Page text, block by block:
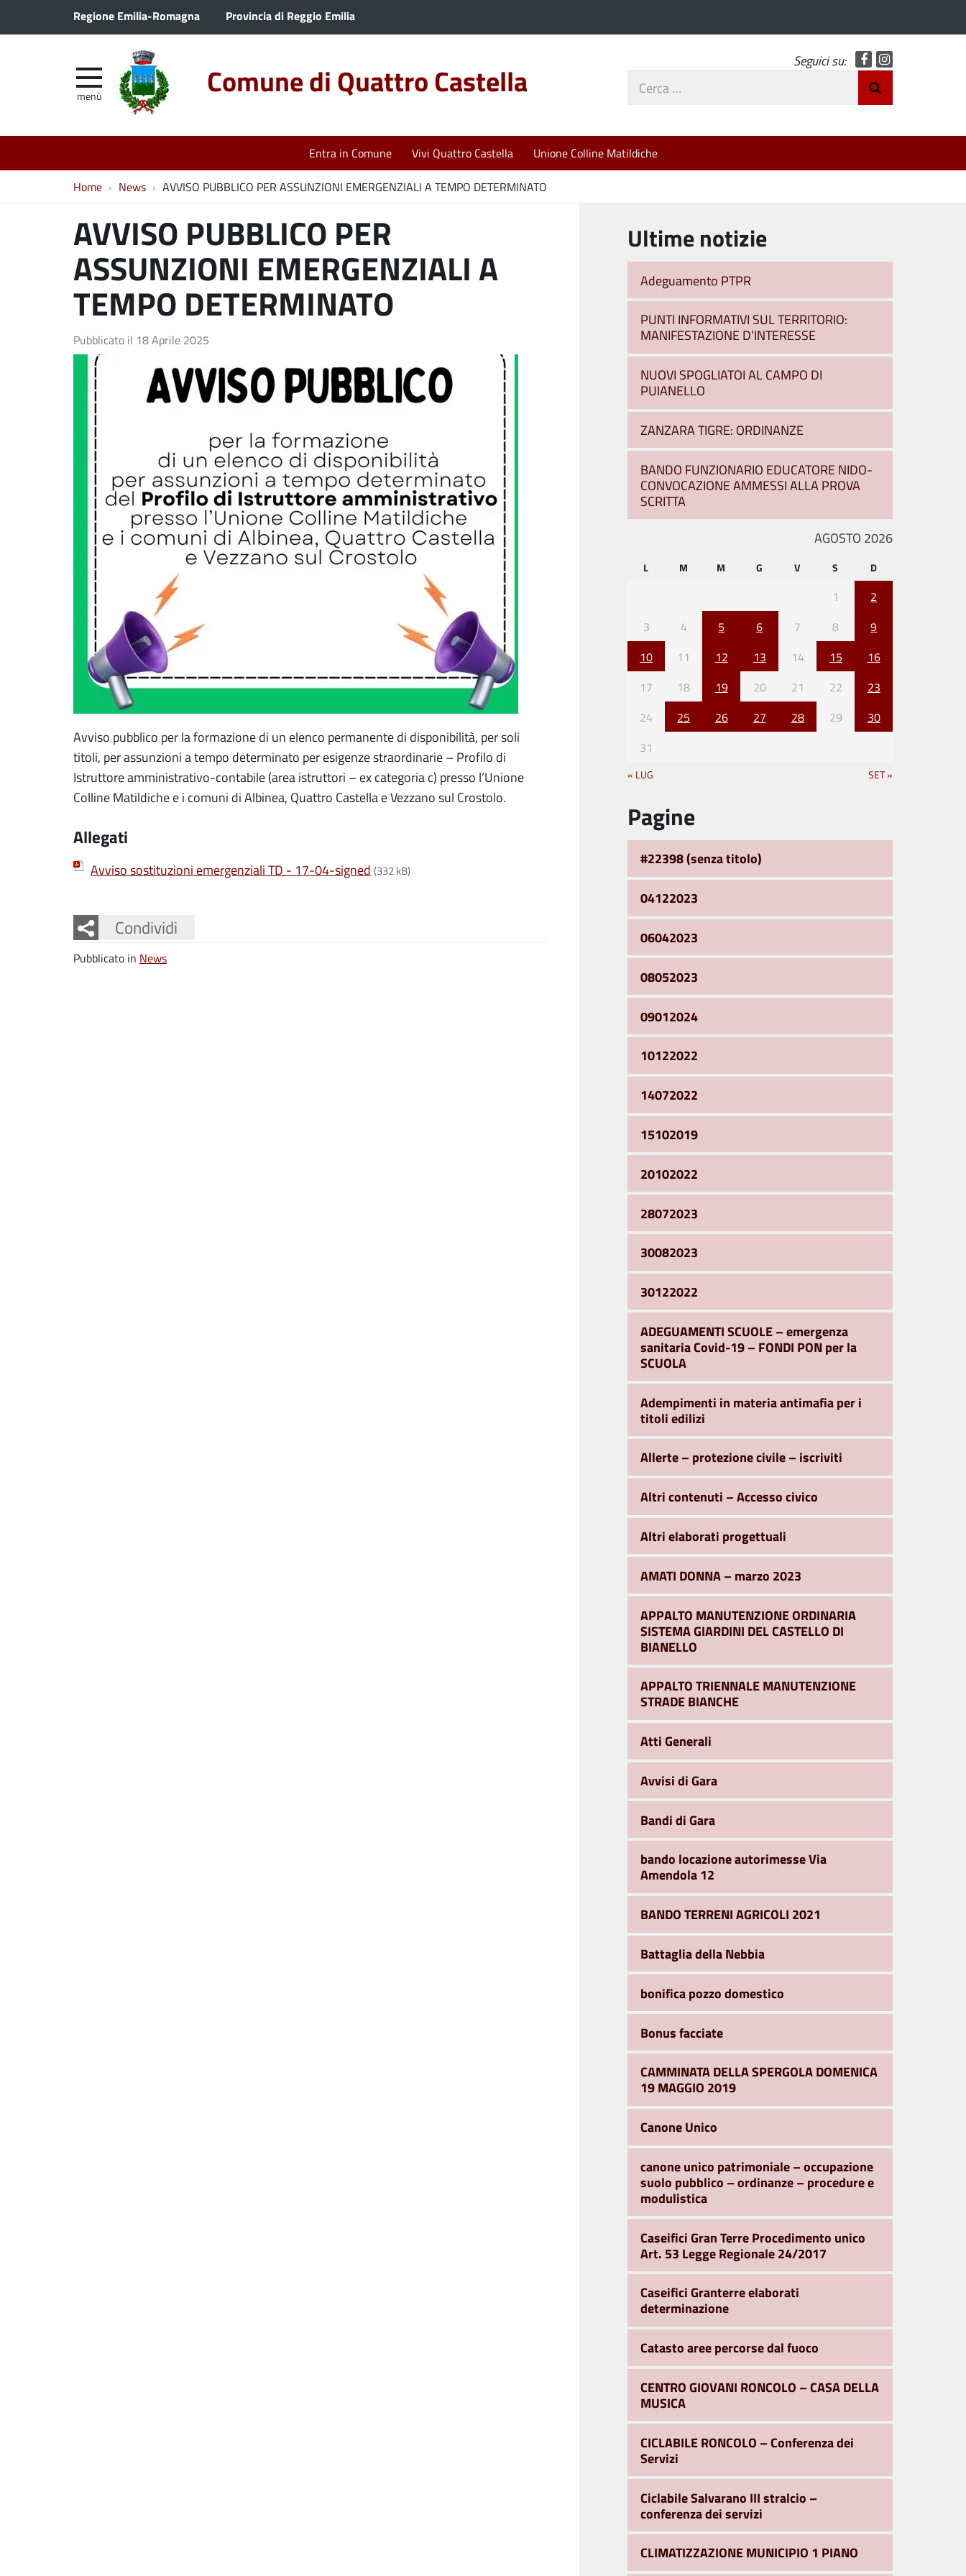
Regione Emilia-Romagna Provincia di Reggio Emilia
Comune di Quattro Castella
menù
Seguici su: Facebook
Cerca
Entra in Comune Vivi Quattro Castella Unione Colline Matildiche
Home News AVVISO PUBBLICO PER ASSUNZIONI EMERGENZIALI A TEMPO DETERMINATO
AVVISO PUBBLICO PER
ASSUNZIONI EMERGENZIALI A
TEMPO DETERMINATO
Pubblicato il 18 Aprile 2025
Avviso pubblico per la formazione di un elenco permanente di disponibilità, per soli
titoli, per assunzioni a tempo determinato per esigenze straordinarie – Profilo di
Istruttore amministrativo-contabile (area istruttori – ex categoria c) presso l’Unione
Colline Matildiche e i comuni di Albinea, Quattro Castella e Vezzano sul Crostolo.
Allegati
Avviso sostituzioni emergenziali TD - 17-04-signed (332 kB)
Condividi
Facebook
Twitter
Whatsapp
Pubblicato in News
Ultime notizie
Adeguamento PTPR
PUNTI INFORMATIVI SUL TERRITORIO:
MANIFESTAZIONE D’INTERESSE
NUOVI SPOGLIATOI AL CAMPO DI
PUIANELLO
ZANZARA TIGRE: ORDINANZE
BANDO FUNZIONARIO EDUCATORE NIDO-
CONVOCAZIONE AMMESSI ALLA PROVA
SCRITTA
AGOSTO 2026
L M M G V S D
1
2
3
4 5 6 7 8
9
10
11 12 13 14 15
16
17
18 19 20 21 22
23
24
25 26 27 28 29
30
31
« LUG SET »
Pagine
#22398 (senza titolo)
04122023
06042023
08052023
09012024
10122022
14072022
15102019
20102022
28072023
30082023
30122022
ADEGUAMENTI SCUOLE – emergenza
sanitaria Covid-19 – FONDI PON per la
SCUOLA
Adempimenti in materia antimafia per i
titoli edilizi
Allerte – protezione civile – iscriviti
Altri contenuti – Accesso civico
Altri elaborati progettuali
AMATI DONNA – marzo 2023
APPALTO MANUTENZIONE ORDINARIA
SISTEMA GIARDINI DEL CASTELLO DI
BIANELLO
APPALTO TRIENNALE MANUTENZIONE
STRADE BIANCHE
Atti Generali
Avvisi di Gara
Bandi di Gara
bando locazione autorimesse Via
Amendola 12
BANDO TERRENI AGRICOLI 2021
Battaglia della Nebbia
bonifica pozzo domestico
Bonus facciate
CAMMINATA DELLA SPERGOLA DOMENICA
19 MAGGIO 2019
Canone Unico
canone unico patrimoniale – occupazione
suolo pubblico – ordinanze – procedure e
modulistica
Caseifici Gran Terre Procedimento unico
Art. 53 Legge Regionale 24/2017
Caseifici Granterre elaborati
determinazione
Catasto aree percorse dal fuoco
CENTRO GIOVANI RONCOLO – CASA DELLA
MUSICA
CICLABILE RONCOLO – Conferenza dei
Servizi
Ciclabile Salvarano III stralcio –
conferenza dei servizi
CLIMATIZZAZIONE MUNICIPIO 1 PIANO